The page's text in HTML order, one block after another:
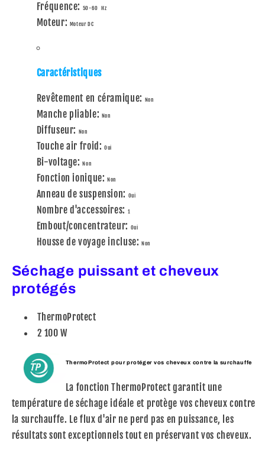
Fréquence: 50-60 Hz
Moteur: Moteur DC
Caractéristiques
Revêtement en céramique: Non
Manche pliable: Non
Diffuseur: Non
Touche air froid:Oui
Bi-voltage:Non
Fonction ionique:Non
Anneau de suspension: Oui
Nombre d'accessoires: 1
Embout/concentrateur: Oui
Housse de voyage incluse:Non
Séchage puissant et cheveux
protégés
ThermoProtect
2 100 W
ThermoProtect pour protéger vos cheveux contre la surchauffe
La fonction ThermoProtect garantit une
température de séchage idéale et protège vos cheveux contre
la surchauffe. Le flux d'air ne perd pas en puissance, les
résultats sont exceptionnels tout en préservant vos cheveux.